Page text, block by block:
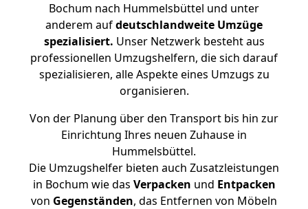
Bochum nach Hummelsbüttel und unter
anderem aufdeutschlandweite Umzüge
spezialisiert. Unser Netzwerk besteht aus
professionellen Umzugshelfern, die sich darauf
spezialisieren, alle Aspekte eines Umzugs zu
organisieren.
Von der Planung über den Transport bis hin zur
Einrichtung Ihres neuen Zuhause in
Hummelsbüttel.
Die Umzugshelfer bieten auch Zusatzleistungen
in Bochum wie das Verpacken und Entpacken
von Gegenständen, das Entfernen von Möbeln